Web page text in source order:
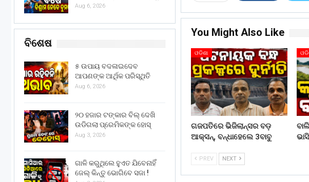
You Might Also Like
ଓଡିଶା
ଗଜପତିରେ ଭିଜିଲାନ୍ସର ବଡ଼
ଆକ୍ସନ୍, ବନ୍ଧାହେଲେ 3ବାବୁ
PREV NEXT
Aug 6, 2026
ବିଶେଷ
୫ ଉପାୟ ବଦଳାଇଦେବ
ଆପଣଙ୍କ ଆର୍ଥିକ ପରିସ୍ଥିତି
Aug 6, 2026
୨୦ ହଜାର ଟଙ୍କାର ବିଲ୍ ଦେଖି
ଉଡିଗଲା ପ୍ରେମିକଙ୍କ ହୋସ୍
Aug 3, 2026
ଗାଳି କରୁଥିଲେ ହୁଏତ ଯିବେନାହିଁ
ଜେଲ୍ କିନ୍ତୁ ଭୋଗିବେ ସଜା !